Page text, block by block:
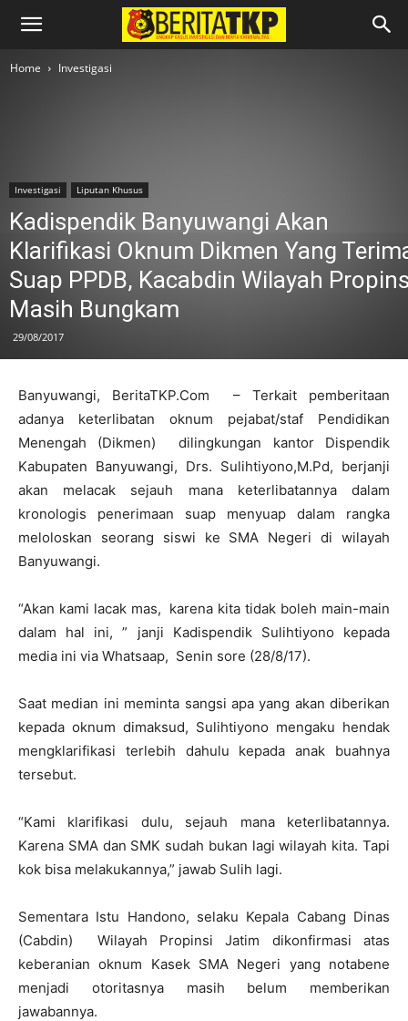
Home Investigasi
Investigasi Liputan Khusus
Kadispendik Banyuwangi Akan
Klarifikasi Oknum Dikmen Yang
Suap PPDB, Kacabdin Wilayah
Masih Bungkam
29/08/2017
Banyuwangi, BeritaTKP.Com – Terkait pemberitaan
adanya keterlibatan oknum pejabat/staf Pendidikan
Menengah (Dikmen) dilingkungan kantor Dispendik
Kabupaten Banyuwangi, Drs. Sulihtiyono,M.Pd, berjanji
akan melacak sejauh mana keterlibatannya dalam
kronologis penerimaan suap menyuap dalam rangka
meloloskan seorang siswi ke SMA Negeri di wilayah
Banyuwangi.
“Akan kami lacak mas, karena kita tidak boleh main-main
dalam hal ini, ” janji Kadispendik Sulihtiyono kepada
media ini via Whatsaap, Senin sore (28/8/17).
Saat median ini meminta sangsi apa yang akan diberikan
kepada oknum dimaksud, Sulihtiyono mengaku hendak
mengklarifikasi terlebih dahulu kepada anak buahnya
tersebut.
“Kami klarifikasi dulu, sejauh mana keterlibatannya.
Karena SMA dan SMK sudah bukan lagi wilayah kita. Tapi
kok bisa melakukannya,” jawab Sulih lagi.
Sementara Istu Handono, selaku Kepala Cabang Dinas
(Cabdin) Wilayah Propinsi Jatim dikonfirmasi atas
keberanian oknum Kasek SMA Negeri yang notabene
menjadi otoritasnya masih belum memberikan
jawabannya.